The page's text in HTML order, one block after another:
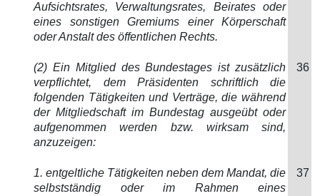
Aufsichtsrates, Verwaltungsrates, Beirates oder
eines sonstigen Gremiums einer Körperschaft
oder Anstalt des öffentlichen Rechts.
(2) Ein Mitglied des Bundestages ist zusätzlich
verpflichtet, dem Präsidenten schriftlich die
folgenden Tätigkeiten und Verträge, die während
der Mitgliedschaft im Bundestag ausgeübt oder
aufgenommen werden bzw. wirksam sind,
anzuzeigen:
36
1. entgeltliche Tätigkeiten neben dem Mandat, die
selbstständig oder im Rahmen eines
37